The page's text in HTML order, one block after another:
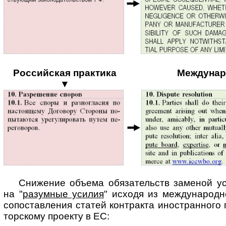
Российская практика
▼
Снижение объема обязательств заменой
на "разумные усилия" исходя из
сопоставления статей контракта
тор­ско­му проекту в ЕС: